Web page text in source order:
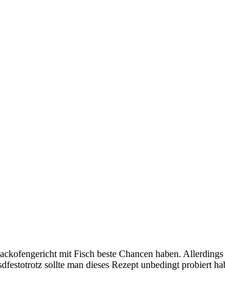
mit Fisch beste Chancen haben.
sollte man dieses Rezept unbedingt probiert